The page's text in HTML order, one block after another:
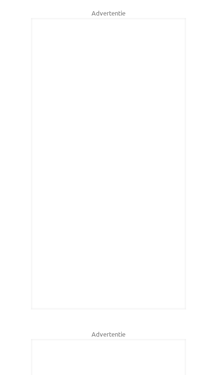
Advertentie
Advertentie